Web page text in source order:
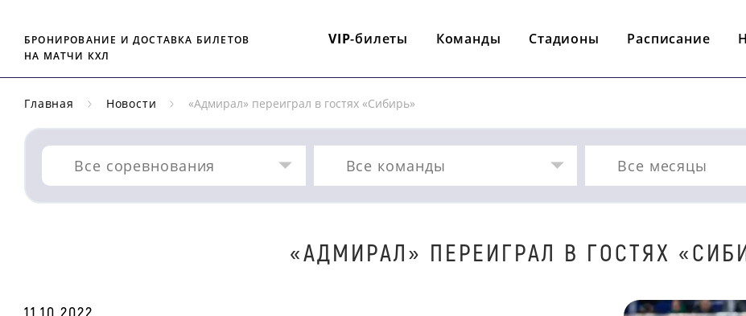
БРОНИРОВАНИЕ И ДОСТАВКА БИЛЕТОВ
НА МАТЧИ КХЛ
VIP-билеты Команды Стадионы Расписание
Главная Новости «Адмирал» переиграл в гостях «Сибирь»
Все соревнования Все команды Все месяцы
«АДМИРАЛ» ПЕРЕИГРАЛ В ГОСТЯХ
11.10.2022